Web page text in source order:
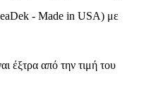
- Made in USA) με
έξτρα από την τιμή του